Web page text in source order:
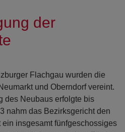
der
Flachgau wurden die
und Oberndorf vereint.
des Neubaus erfolgte bis
nahm das Bezirksgericht den
ein insgesamt fünfgeschossiges